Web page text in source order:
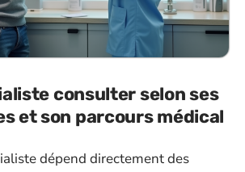
consulter selon ses
et son parcours médical
dépend directement des